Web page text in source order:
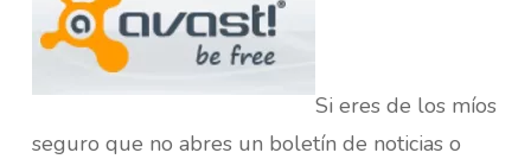
Si eres de los míos
seguro que no abres un boletín de noticias o